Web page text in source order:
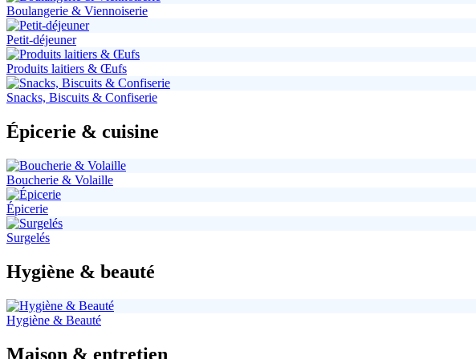
Boulangerie & Viennoiserie
Petit-déjeuner
Produits laitiers & Œufs
Snacks, Biscuits & Confiserie
Épicerie & cuisine
Boucherie & Volaille
Épicerie
Surgelés
Hygiène & beauté
Hygiène & Beauté
Maison & entretien